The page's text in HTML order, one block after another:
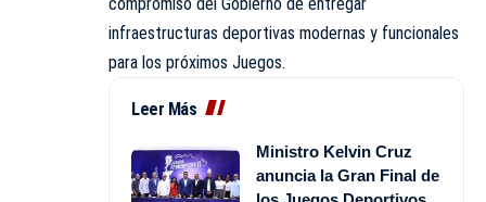
infraestructuras deportivas modernas y funcionales
para los próximos Juegos.
Leer Más
Ministro Kelvin Cruz
anuncia la Gran Final de